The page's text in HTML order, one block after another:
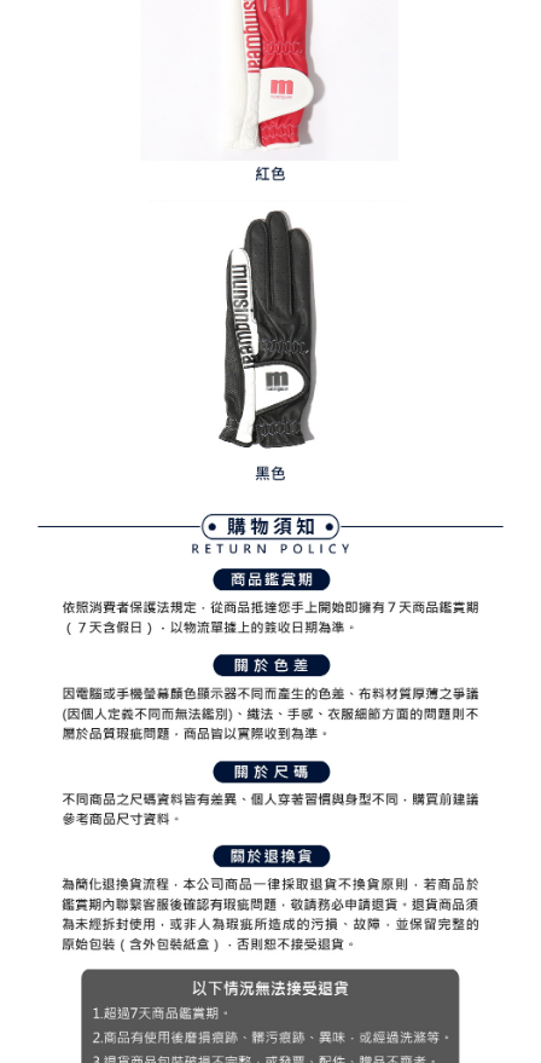
３．未成年的使用者請事先徵得法定代理人或監護人之同意方可使用
「AFTEE先享後付」，若未經同意申辦者引起之損失，本公司不負相關責
４．使用「AFTEE先享後付」時，將依據個別帳號之用戶狀況，依本公司即
時審查核予不同之上限額度；若仍有額度不足之情形，本公司將視審查結果
５．嚴禁一人註冊多個帳號或使用他人資訊註冊。若發現惡意使用之情形，
恩沛科技股份有限公司將有權停止該用戶之使用額度並採取法律行動。